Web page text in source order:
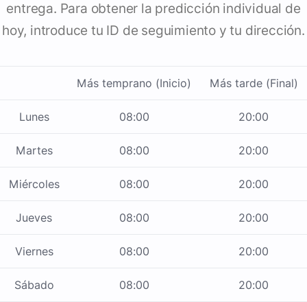
entrega. Para obtener la predicción individual de
hoy, introduce tu ID de seguimiento y tu dirección.
Más temprano (Inicio) Más tarde (Final)
Lunes 08:00 20:00
Martes 08:00 20:00
Miércoles 08:00 20:00
Jueves 08:00 20:00
Viernes 08:00 20:00
Sábado 08:00 20:00